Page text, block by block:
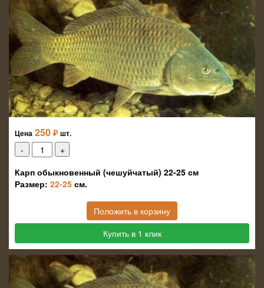
Цена 250 ₽ шт.
Карп обыкновенный (чешуйчатый) 22-25 см
Размер: 22-25 см.
Положить в корзину
Купить в 1 клик